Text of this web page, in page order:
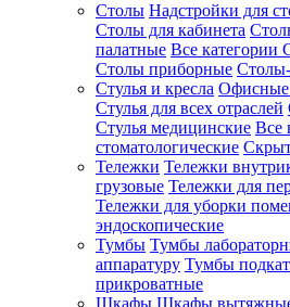
Столы Надстройки для
Столы для кабинета
палатные Все категории
Столы приборные
Стулья и кресла Офисные
Стулья для всех отраслей
Стулья медицинские Все
стоматологические
Тележки Тележки
грузовые Тележки для
Тележки для уборки
эндоскопические
Тумбы Тумбы
аппаратуру Тумбы
прикроватные
Шкафы Шкафы